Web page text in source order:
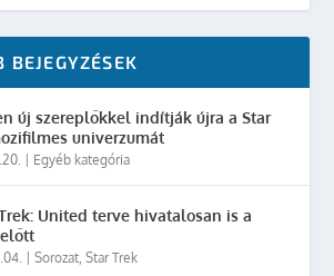
BEJEGYZÉSEK
új szereplőkkel indítják újra a Star
univerzumát
Egyéb kategória
United terve hivatalosan is a
|Sorozat,Star Trek